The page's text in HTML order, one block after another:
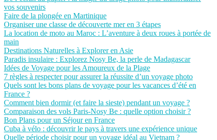
vos souvenirs
Faire de la plongée en Martinique
Organiser une classe de découverte mer en 3 étapes
La location de moto au Maroc : L’aventure à deux roues à portée de
main
Destinations Naturelles à Explorer en Asie
Paradis insulaire : Explorez Nosy Be, la perle de Madagascar
Idées de Voyage pour les Amoureux de la Plage
7 règles à respecter pour assurer la réussite d’un voyage photo
Quels sont les bons plans de voyage pour les vacances d’été en
France ?
Comment bien dormir (et faire la sieste) pendant un voyage ?
Comparaison des vols Paris-Nosy Be : quelle option choisir ?
Bon Plans pour un Séjour en France
Cuba à vélo : découvrir le pays à travers une expérience unique
Quelle période choisir pour un voyage idéal au Vietnam ?